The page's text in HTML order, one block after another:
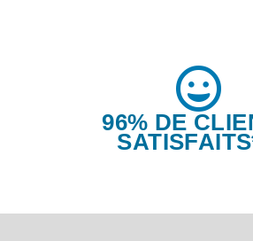
96% DE